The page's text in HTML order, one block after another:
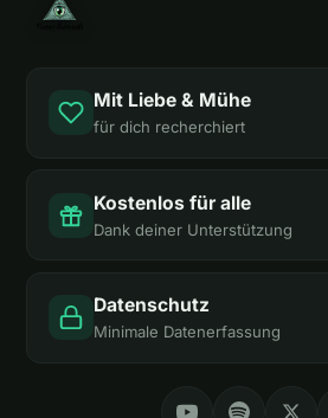
Mit Liebe & Mühe
für dich recherchiert
Kostenlos für alle
Dank deiner Unterstützung
Datenschutz
Minimale Datenerfassung